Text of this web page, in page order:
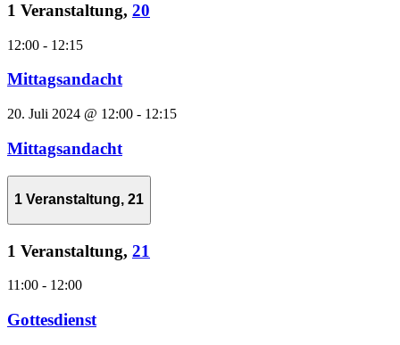
1 Veranstaltung, 20
12:00 - 12:15
Mittagsandacht
20. Juli 2024 @ 12:00 - 12:15
Mittagsandacht
1 Veranstaltung, 21
1 Veranstaltung, 21
11:00 - 12:00
Gottesdienst